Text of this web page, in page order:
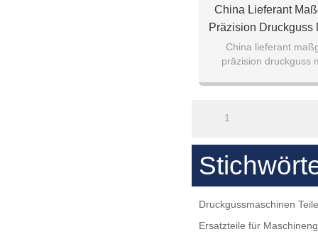
China Lieferant
Präzision Druckguss
Landwirtschaft
Gießen Für
China lieferant
präzision druckguss
1
Druckgussmaschinen Teile
Ersatzteile für